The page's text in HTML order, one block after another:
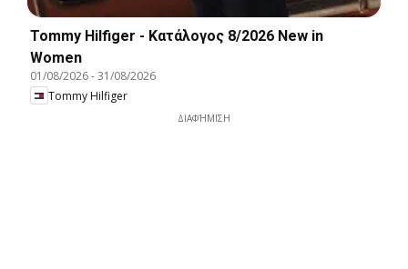
Tommy Hilfiger - Kατάλογος 8/2026 New in
Women
01/08/2026-31/08/2026
Tommy Hilfiger
ΔΙΑΦΉΜΙΣΗ